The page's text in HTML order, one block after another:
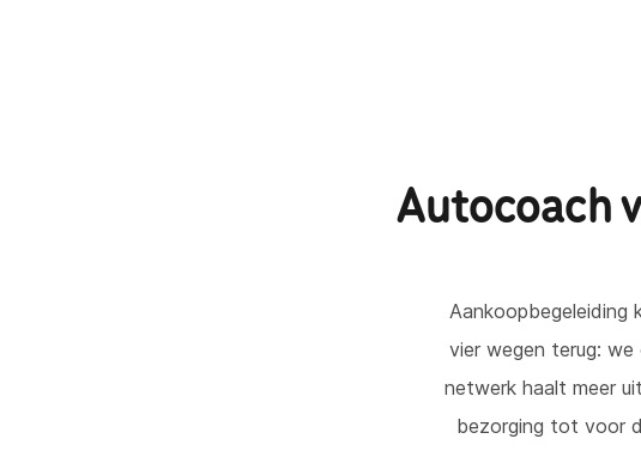
Autocoach
Aankoopbegeleiding
vier wegen terug: we
netwerk haalt meer
bezorging tot voor